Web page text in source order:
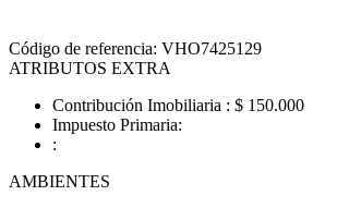
Código de referencia: VHO7425129
ATRIBUTOS EXTRA
Contribución Imobiliaria : $ 150.000
Impuesto Primaria:
:
AMBIENTES